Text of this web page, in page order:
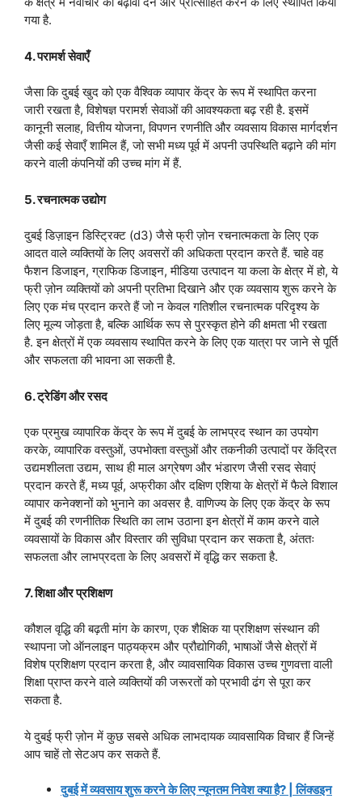
गया है.
4. परामर्श सेवाएँ
जैसा कि दुबई खुद को एक वैश्विक व्यापार केंद्र के रूप में स्थापित करना
जारी रखता है, विशेषज्ञ परामर्श सेवाओं की आवश्यकता बढ़ रही है. इसमें
कानूनी सलाह, वित्तीय योजना, विपणन रणनीति और व्यवसाय विकास मार्गदर्शन
जैसी कई सेवाएँ शामिल हैं, जो सभी मध्य पूर्व में अपनी उपस्थिति बढ़ाने की मांग
करने वाली कंपनियों की उच्च मांग में हैं.
5. रचनात्मक उद्योग
दुबई डिज़ाइन डिस्ट्रिक्ट (d3) जैसे फ्री ज़ोन रचनात्मकता के लिए एक
आदत वाले व्यक्तियों के लिए अवसरों की अधिकता प्रदान करते हैं. चाहे वह
फैशन डिजाइन, ग्राफिक डिजाइन, मीडिया उत्पादन या कला के क्षेत्र में हो, ये
फ्री ज़ोन व्यक्तियों को अपनी प्रतिभा दिखाने और एक व्यवसाय शुरू करने के
लिए एक मंच प्रदान करते हैं जो न केवल गतिशील रचनात्मक परिदृश्य के
लिए मूल्य जोड़ता है, बल्कि आर्थिक रूप से पुरस्कृत होने की क्षमता भी रखता
है. इन क्षेत्रों में एक व्यवसाय स्थापित करने के लिए एक यात्रा पर जाने से पूर्ति
और सफलता की भावना आ सकती है.
6. ट्रेडिंग और रसद
एक प्रमुख व्यापारिक केंद्र के रूप में दुबई के लाभप्रद स्थान का उपयोग
करके, व्यापारिक वस्तुओं, उपभोक्ता वस्तुओं और तकनीकी उत्पादों पर केंद्रित
उद्यमशीलता उद्यम, साथ ही माल अग्रेषण और भंडारण जैसी रसद सेवाएं
प्रदान करते हैं, मध्य पूर्व, अफ्रीका और दक्षिण एशिया के क्षेत्रों में फैले विशाल
व्यापार कनेक्शनों को भुनाने का अवसर है. वाणिज्य के लिए एक केंद्र के रूप
में दुबई की रणनीतिक स्थिति का लाभ उठाना इन क्षेत्रों में काम करने वाले
व्यवसायों के विकास और विस्तार की सुविधा प्रदान कर सकता है, अंततः
सफलता और लाभप्रदता के लिए अवसरों में वृद्धि कर सकता है.
7. शिक्षा और प्रशिक्षण
कौशल वृद्धि की बढ़ती मांग के कारण, एक शैक्षिक या प्रशिक्षण संस्थान की
स्थापना जो ऑनलाइन पाठ्यक्रम और प्रौद्योगिकी, भाषाओं जैसे क्षेत्रों में
विशेष प्रशिक्षण प्रदान करता है, और व्यावसायिक विकास उच्च गुणवत्ता वाली
शिक्षा प्राप्त करने वाले व्यक्तियों की जरूरतों को प्रभावी ढंग से पूरा कर
सकता है.
ये दुबई फ्री ज़ोन में कुछ सबसे अधिक लाभदायक व्यावसायिक विचार हैं जिन्हें
आप चाहें तो सेटअप कर सकते हैं.
दुबई में व्यवसाय शुरू करने के लिए न्यूनतम निवेश क्या है? | लिंक्डइन